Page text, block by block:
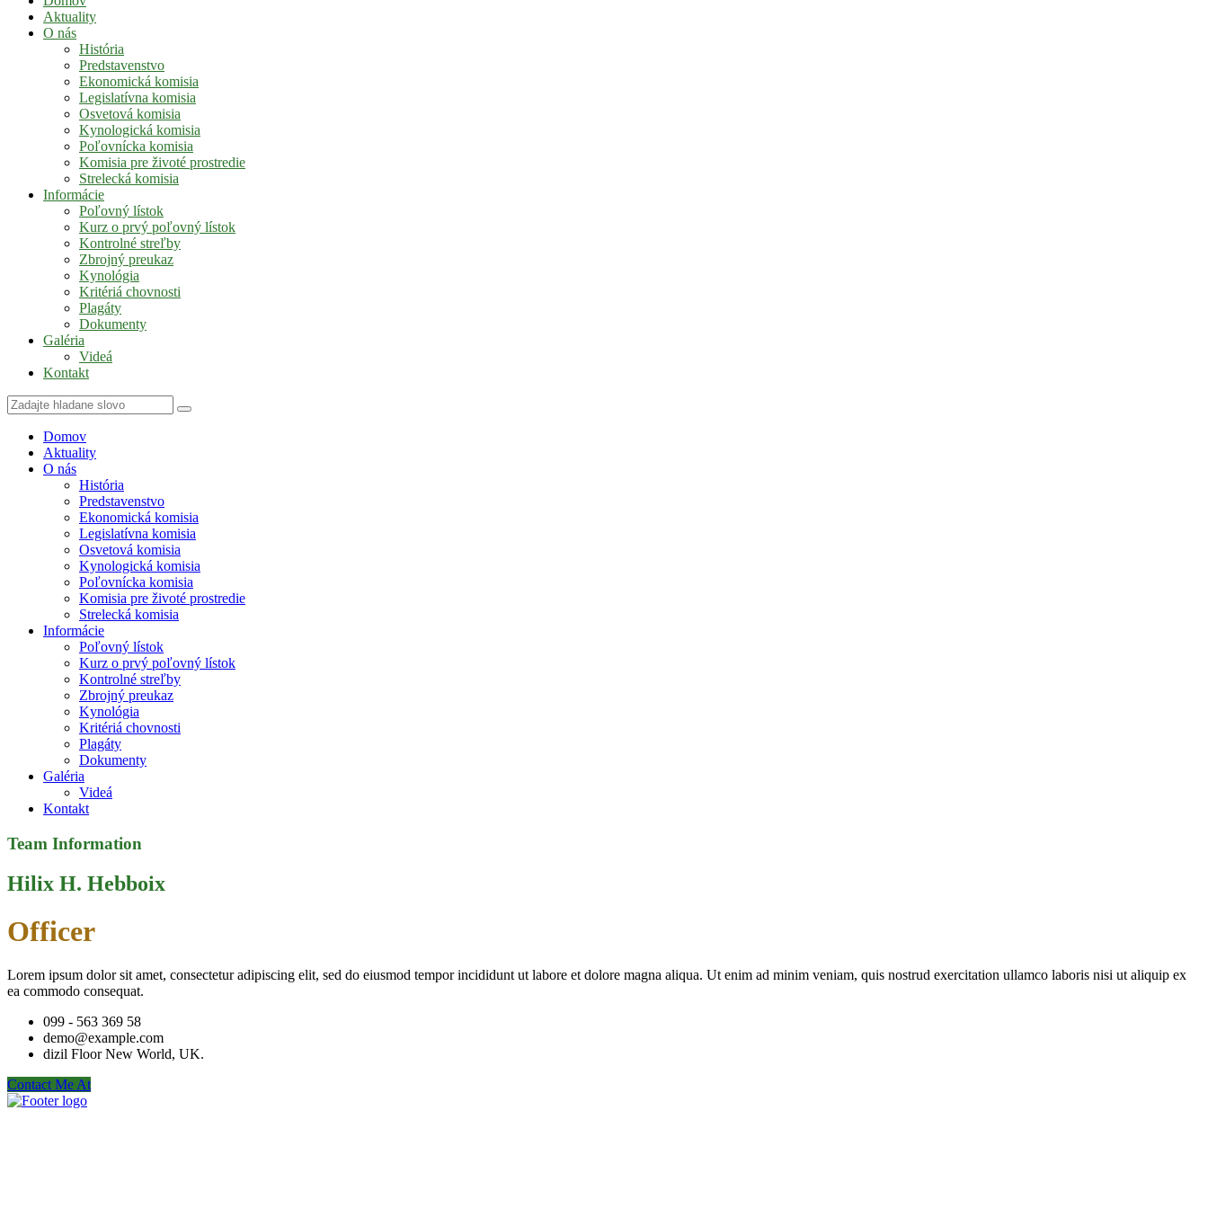
Aktuality
O nás
História
Predstavenstvo
Ekonomická komisia
Legislatívna komisia
Osvetová komisia
Kynologická komisia
Poľovnícka komisia
Komisia pre životé prostredie
Strelecká komisia
Informácie
Poľovný lístok
Kurz o prvý poľovný lístok
Kontrolné streľby
Zbrojný preukaz
Kynológia
Kritériá chovnosti
Plagáty
Dokumenty
Galéria
Videá
Kontakt
Domov
Aktuality
O nás
História
Predstavenstvo
Ekonomická komisia
Legislatívna komisia
Osvetová komisia
Kynologická komisia
Poľovnícka komisia
Komisia pre životé prostredie
Strelecká komisia
Informácie
Poľovný lístok
Kurz o prvý poľovný lístok
Kontrolné streľby
Zbrojný preukaz
Kynológia
Kritériá chovnosti
Plagáty
Dokumenty
Galéria
Videá
Kontakt
Team Information
Hilix H. Hebboix
Officer
Lorem ipsum dolor sit amet, consectetur adipiscing elit, sed do eiusmod tempor incididunt ut labore et dolore magna aliqua. Ut enim ad minim veniam, quis nostrud exercitation ullamco laboris nisi ut aliquip ex
ea commodo consequat.
099 - 563 369 58
demo@example.com
dizil Floor New World, UK.
Contact Me At